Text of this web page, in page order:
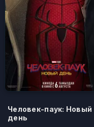
Человек-паук: Новый
день